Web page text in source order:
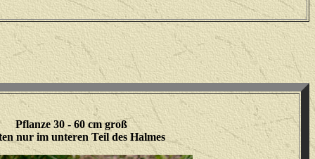
Pflanze 30 - 60 cm groß
nur im unteren Teil des Halmes